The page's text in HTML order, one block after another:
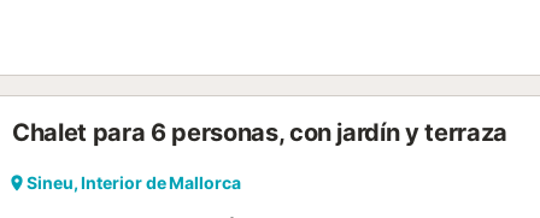
Todos los dormitorios tienen aire acondicionado. Gran salón
completamente equipada y amueblada, ambas estancias con
con sus tumbonas y sofás rodeado de césped. Destacar de Sineu
SE ENTREGA EL DÍA DE LLEGADA: 300€. - - EL CONSUMO DE
LA CASA....
Chalet para 6 personas, con jardín y terraza
Sineu, Interior de Mallorca